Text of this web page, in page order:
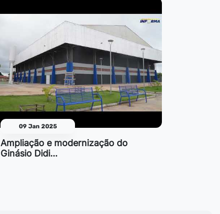
09 Jan 2025
Ampliação e modernização do
Ginásio Didi…